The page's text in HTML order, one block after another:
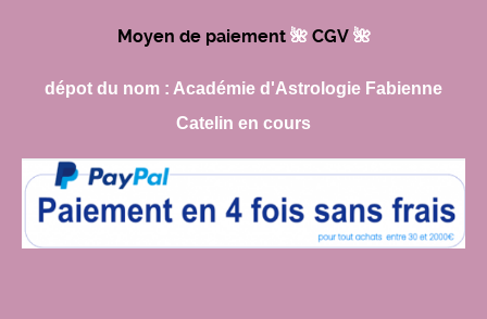
Moyen de paiement🌺​ CGV 🌺​
dépot du nom : Académie d'Astrologie Fabienne
Catelin en cours